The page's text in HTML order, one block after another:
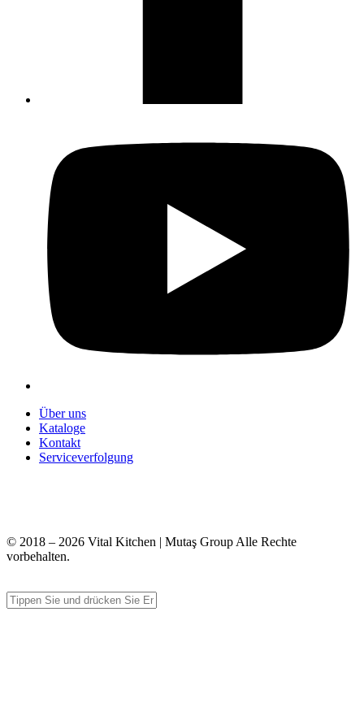
Über uns
Kataloge
Kontakt
Serviceverfolgung
© 2018 – 2026 Vital Kitchen | Mutaş Group Alle Rechte
vorbehalten.